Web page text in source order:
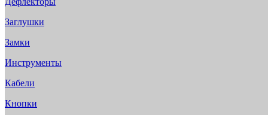
Заглушки
Замки
Инструменты
Кабели
Кнопки